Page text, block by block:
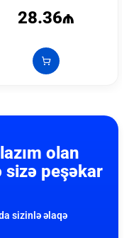
28.36₼
olan
sizə peşəkar
sizinlə əlaqə